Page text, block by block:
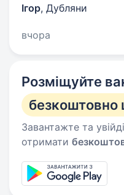
Ігор, Дубляни
вчора
Розміщуйте
безкоштовно
Завантажте та
отримати